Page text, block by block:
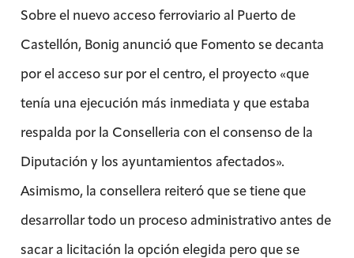
Sobre el nuevo acceso ferroviario al Puerto de
Castellón, Bonig anunció que Fomento se decanta
por el acceso sur por el centro, el proyecto «que
tenía una ejecución más inmediata y que estaba
respalda por la Conselleria con el consenso de la
Diputación y los ayuntamientos afectados».
Asimismo, la consellera reiteró que se tiene que
desarrollar todo un proceso administrativo antes de
sacar a licitación la opción elegida pero que se